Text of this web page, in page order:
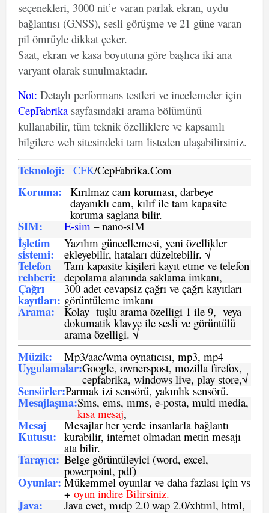
seçenekleri, 3000 nit’e varan parlak ekran, uydu
bağlantısı (GNSS), sesli görüşme ve 21 güne varan
pil ömrüyle dikkat çeker.
Saat, ekran ve kasa boyutuna göre başlıca iki ana
varyant olarak sunulmaktadır.
Not: Detaylı performans testleri ve incelemeler için
CepFabrika sayfasındaki arama bölümünü
kullanabilir, tüm teknik özelliklere ve kapsamlı
bilgilere web sitesindeki tam listeden ulaşabilirsiniz.
Teknoloji: CFK/CepFabrika.Com
Koruma: Kırılmaz cam koruması, darbeye
dayanıklı cam, kılıf ile tam kapasite
koruma saglana bilir.
SIM: E-sim – nano-sIM
İşletim
sistemi:
Yazılım güncellemesi, yeni özellikler
ekleyebilir, hataları düzeltebilir. √
Telefon
rehberi:
Tam kapasite kişileri kayıt etme ve telefon
depolama alanında saklama imkanı,
Çağrı
kayıtları:
300 adet cevapsiz çağrı ve çağrı kayıtları
görüntüleme imkanı
Arama: Kolay tuşlu arama özelligi 1 ile 9, veya
dokumatik klavye ile sesli ve görüntülü
arama özelligi. √
Müzik: Mp3/aac/wma oynatıcısı, mp3, mp4
Uygulamalar:Google, ownerspost, mozilla firefox,
cepfabrika, windows live, play store,√
Sensörler:Parmak izi sensörü, yakınlık sensörü.
Mesajlaşma:Sms, ems, mms, e-posta, multi media,
kısa mesaj,
Mesaj
Kutusu:
Mesajlar her yerde insanlarla bağlantı
kurabilir, internet olmadan metin mesajı
ata bilir.
Tarayıcı: Belge görüntüleyici (word, excel,
powerpoint, pdf)
Oyunlar: Mükemmel oyunlar ve daha fazlası için vs
+ oyun indire Bilirsiniz.
Java: Java evet, mıdp 2.0 wap 2.0/xhtml, html,